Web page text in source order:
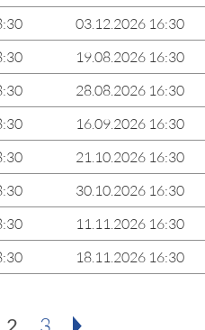
03.12.2026 16:30
19.08.2026 16:30
28.08.2026 16:30
16.09.2026 16:30
21.10.2026 16:30
30.10.2026 16:30
11.11.2026 16:30
18.11.2026 16:30